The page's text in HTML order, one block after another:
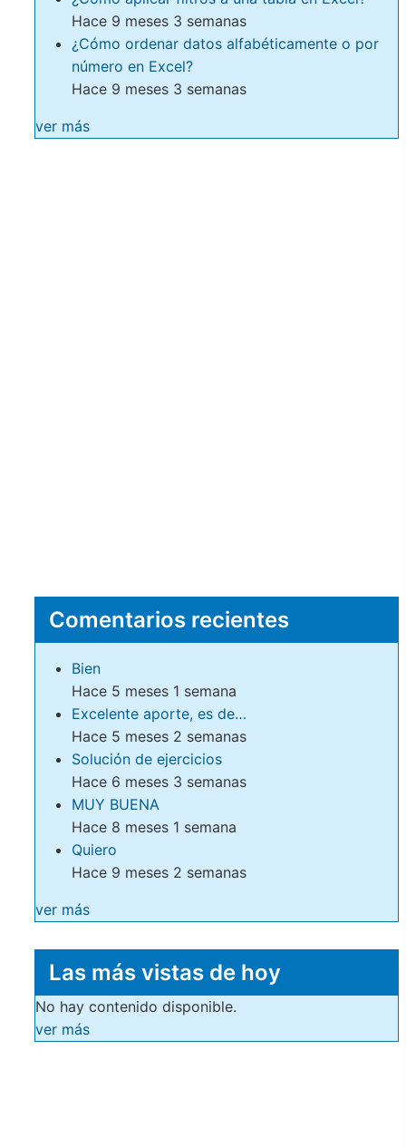
Hace 9 meses 3 semanas
¿Cómo ordenar datos alfabéticamente o por
número en Excel?
Hace 9 meses 3 semanas
ver más
Comentarios recientes
Bien
Hace 5 meses 1 semana
Excelente aporte, es de…
Hace 5 meses 2 semanas
Solución de ejercicios
Hace 6 meses 3 semanas
MUY BUENA
Hace 8 meses 1 semana
Quiero
Hace 9 meses 2 semanas
ver más
Las más vistas de hoy
No hay contenido disponible.
ver más